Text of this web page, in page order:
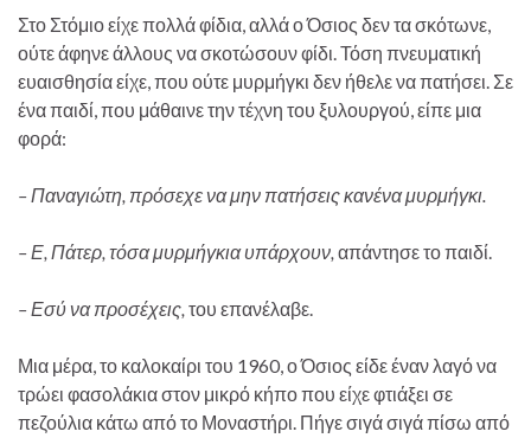
Στο Στόμιο είχε πολλά φίδια, αλλά ο Όσιος δεν τα σκότωνε,
ούτε άφηνε άλλους να σκοτώσουν φίδι. Τόση πνευματική
ευαισθησία είχε, που ούτε μυρμήγκι δεν ήθελε να πατήσει. Σε
ένα παιδί, που μάθαινε την τέχνη του ξυλουργού, είπε μια
φορά:
– Παναγιώτη, πρόσεχε να μην πατήσεις κανένα μυρμήγκι.
– Ε, Πάτερ, τόσα μυρμήγκια υπάρχουν, απάντησε το παιδί.
– Εσύ να προσέχεις, του επανέλαβε.
Μια μέρα, το καλοκαίρι του 1960, ο Όσιος είδε έναν λαγό να
τρώει φασολάκια στον μικρό κήπο που είχε φτιάξει σε
πεζούλια κάτω από το Μοναστήρι. Πήγε σιγά σιγά πίσω από